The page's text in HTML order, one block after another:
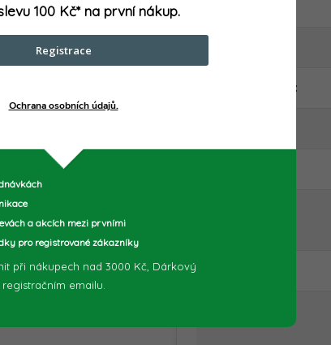
:
100 Kč* na první nákup.
Registrace
Ochrana osobních údajů.
a akcích mezi prvními
pro registrované zákazníky
při nákupech nad 3000 Kč, Dárkový
emailu.